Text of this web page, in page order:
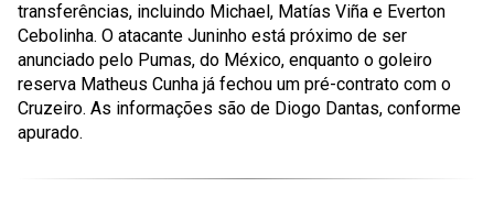
transferências, incluindo Michael, Matías Viña e Everton
Cebolinha. O atacante Juninho está próximo de ser
anunciado pelo Pumas, do México, enquanto o goleiro
reserva Matheus Cunha já fechou um pré-contrato com o
Cruzeiro. As informações são de Diogo Dantas, conforme
apurado.